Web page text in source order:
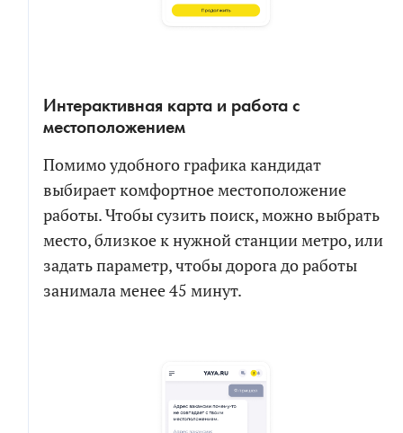
Интерактивная карта и работа с
местоположением
Помимо удобного графика кандидат
выбирает комфортное местоположение
работы. Чтобы сузить поиск, можно выбрать
место, близкое к нужной станции метро, или
задать параметр, чтобы дорога до работы
занимала менее 45 минут.